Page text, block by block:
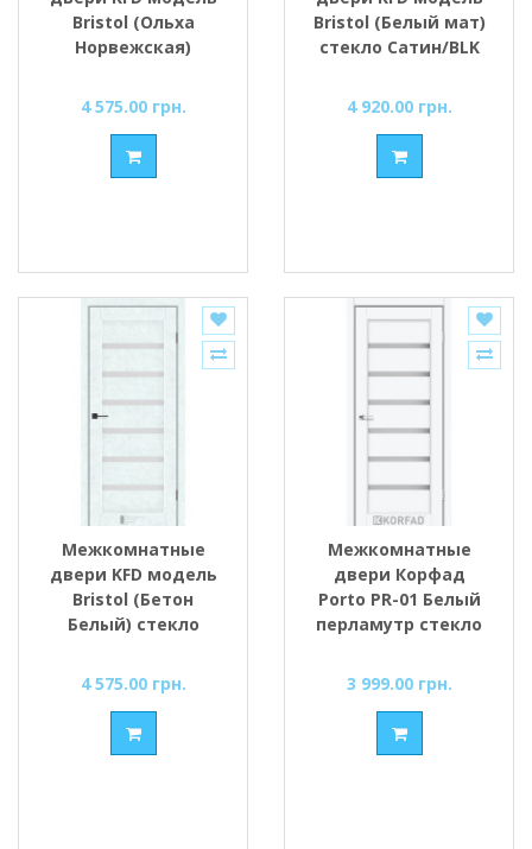
Bristol (Ольха
Норвежская)
4 575.00 грн.
Bristol (Белый мат)
стекло Сатин/BLK
4 920.00 грн.
Межкомнатные
двери KFD модель
Bristol (Бетон
Белый) стекло
4 575.00 грн.
Межкомнатные
двери Корфад
Porto PR-01 Белый
перламутр стекло
3 999.00 грн.